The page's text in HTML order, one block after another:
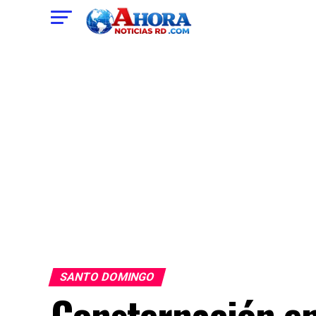
SANTO DOMINGO